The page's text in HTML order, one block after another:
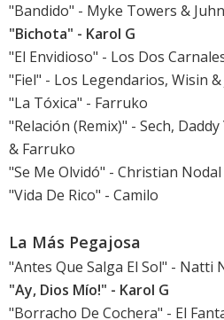
"Bandido" - Myke Towers & Juhn
"Bichota" - Karol G
"El Envidioso" - Los Dos
"Fiel" - Los Legendarios, Wisin
"La Tóxica" - Farruko
"Relación (Remix)" - Sech,
& Farruko
"Se Me Olvidó" - Christian Nodal
"Vida De Rico" - Camilo
La Más Pegajosa
"Antes Que Salga El Sol" - Natti
"Ay, Dios Mío!" - Karol G
"Borracho De Cochera" - El